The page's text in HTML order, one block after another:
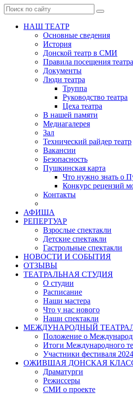
НАШ ТЕАТР
Основные сведения
История
Донской театр в СМИ
Правила посещения театра
Документы
Люди театра
Труппа
Руководство театра
Цеха театра
В нашей памяти
Медиагалерея
Зал
Технический райдер театр
Вакансии
Безопасность
Пушкинская карта
Что нужно знать о
Конкурс рецензий
Контакты
АФИША
РЕПЕРТУАР
Взрослые спектакли
Детские спектакли
Гастрольные спектакли
НОВОСТИ И СОБЫТИЯ
ОТЗЫВЫ
ТЕАТРАЛЬНАЯ СТУДИЯ
О студии
Расписание
Наши мастера
Что у нас нового
Наши спектакли
МЕЖДУНАРОДНЫЙ
Положение о
Итоги Международного
Участники фестиваля 2024
ОЖИВШАЯ ДОНСКАЯ
Драматурги
Режиссеры
СМИ о проекте